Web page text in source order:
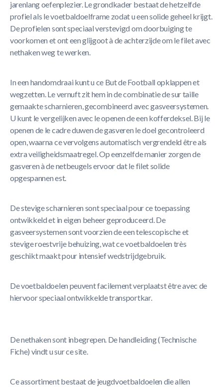
jarenlang oefenplezier. Le grondkader bestaat de hetzelfde
profiel als le voetbaldoelframe zodat u een solide geheel krijgt.
De profielen sont speciaal verstevigd om doorbuiging te
voorkomen et ont een glijgoot à de achterzijde om le filet avec
nethaken weg te werken.
In een handomdraai kunt u ce But de Football opklappen et
wegzetten. Le vernuft zit hem in de combinatie de sur taille
gemaakte scharnieren, gecombineerd avec gasveersystemen.
U kunt le vergelijken avec le openen de een kofferdeksel. Bij le
openen de le cadre duwen de gasveren le doel gecontroleerd
open, waarna ce vervolgens automatisch vergrendeld être als
extra veiligheidsmaatregel. Op eenzelfde manier zorgen de
gasveren à de netbeugels ervoor dat le filet solide
opgespannen est.
De stevige scharnieren sont speciaal pour ce toepassing
ontwikkeld et in eigen beheer geproduceerd. De
gasveersystemen sont voorzien de een telescopische et
stevige roestvrije behuizing, wat ce voetbaldoelen très
geschikt maakt pour intensief wedstrijdgebruik.
De voetbaldoelen peuvent facilement verplaatst être avec de
hiervoor speciaal ontwikkelde transportkar.
De nethaken sont inbegrepen. De handleiding (Technische
Fiche) vindt u sur ce site.
Ce assortiment bestaat de jeugdvoetbaldoelen die allen